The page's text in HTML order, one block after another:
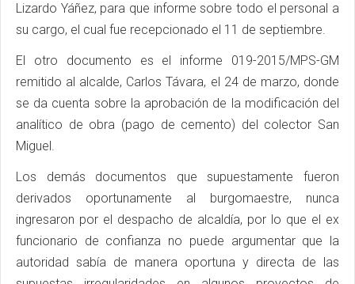
Lizardo Yáñez, para que informe sobre todo el personal a
su cargo, el cual fue recepcionado el 11 de septiembre.
El otro documento es el informe 019-2015/MPS-GM
remitido al alcalde, Carlos Távara, el 24 de marzo, donde
se da cuenta sobre la aprobación de la modificación del
analítico de obra (pago de cemento) del colector San
Miguel.
Los demás documentos que supuestamente fueron
derivados oportunamente al burgomaestre, nunca
ingresaron por el despacho de alcaldía, por lo que el ex
funcionario de confianza no puede argumentar que la
autoridad sabía de manera oportuna y directa de las